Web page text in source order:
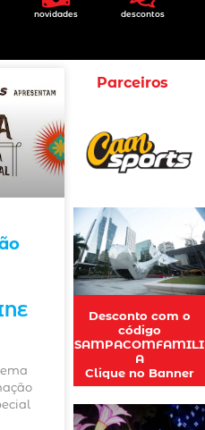
novidades descontos
Parceiros
Desconto com o
código
SAMPACOMFAMILI
A
Clique no Banner